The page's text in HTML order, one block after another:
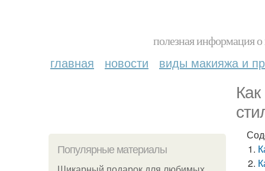
полезная информация
главная новости виды макияжа и
Популярные материалы